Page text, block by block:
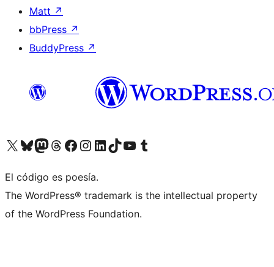
Matt ↗
bbPress ↗
BuddyPress ↗
Visitá nuestra cuenta de X (anteriormente Twitter)
Visitá nuestra cuenta de Bluesky
Visitá nuestra cuenta de Mastodon
Visitá nuestra cuenta de Threads
Visitá nuestra página de Facebook
Visitá nuestra cuenta de Instagram
Visitá nuestra cuenta de LinkedIn
Visitá nuestra cuenta de TikTok
Visitá nuestro canal de YouTube
Visitá nuestra cuenta de Tumblr
El código es poesía.
The WordPress® trademark is the intellectual property
of the WordPress Foundation.